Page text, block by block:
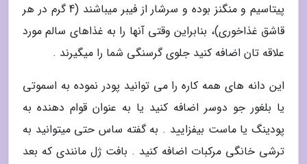
پیتاسیم و منگنز بوده و سرشار از فیبر میباشند (4 گرم در هر
قاشق غذاخوری)، بنابراین وقتی آنها را به غذاهای سالم مورد
علاقه تان اضافه کنید جلوی گرسنگی شما را میگیرند .
این دانه های همه کاره را می توانید پودر نموده به اسموتی
یا بلغور جو دوسر اضافه کنید یا به عنوان قوام دهنده به
پودینگ یا ماست بیفزایید . به گفته ساس حتی میتوانید به
ترشی خانگی مرکبات اضافه کنید . بافت ژل مانندی که بعد